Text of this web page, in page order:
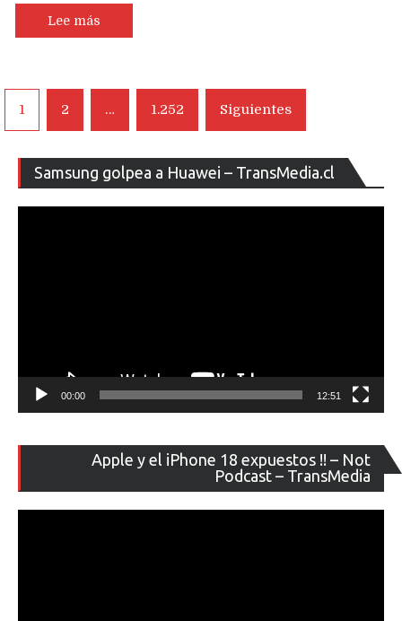
Lee más
Navegación
de
entradas
1 2 … 1.252 Siguientes
Samsung golpea a Huawei – TransMedia.cl
de
00:00 12:51
Apple y el iPhone 18 expuestos !! – Not
Podcast – TransMedia
de